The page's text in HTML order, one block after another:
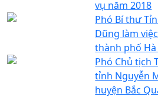
vụ năm 2018
Phó Bí thư
Dũng làm
thành phố Hà
Phó Chủ tịch
tỉnh Nguyễn
huyện Bắc